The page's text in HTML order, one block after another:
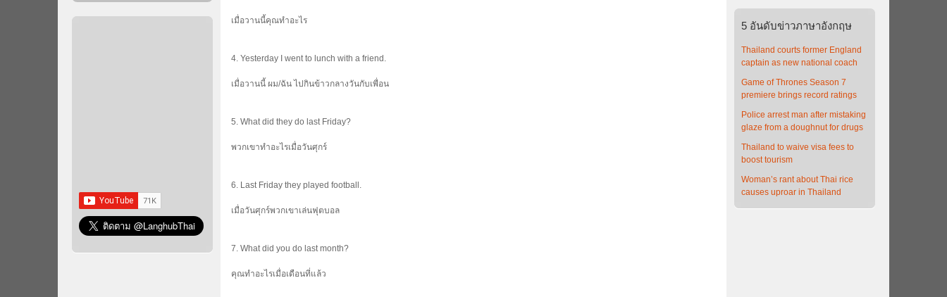
เมื่อวานนี้คุณทำอะไร
4. Yesterday I went to lunch with a friend.
เมื่อวานนี้ ผม/ฉัน ไปกินข้าวกลางวันกับเพื่อน
5. What did they do last Friday?
พวกเขาทำอะไรเมื่อวันศุกร์
6. Last Friday they played football.
เมื่อวันศุกร์พวกเขาเล่นฟุตบอล
7. What did you do last month?
คุณทำอะไรเมื่อเดือนที่แล้ว
5 อันดับข่าวภาษาอังกฤษ
Thailand courts former England
captain as new national coach
Game of Thrones Season 7
premiere brings record ratings
Police arrest man after mistaking
glaze from a doughnut for drugs
Thailand to waive visa fees to
boost tourism
Woman’s rant about Thai rice
causes uproar in Thailand